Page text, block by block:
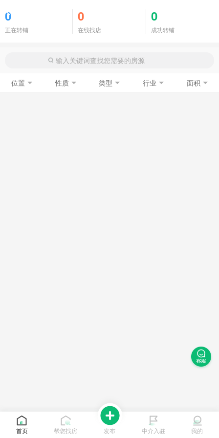
0
正在转铺
0
在线找店
0
成功转铺
位置 性质 类型 行业 面积
首页 帮您找房 发布 中介入驻 我的